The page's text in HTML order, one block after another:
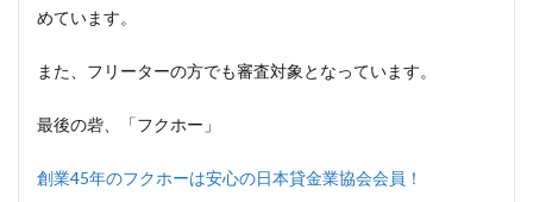
めています。
また、フリーターの方でも審査対象となっています。
最後の砦、「フクホー」
創業45年のフクホーは安心の日本貸金業協会会員！